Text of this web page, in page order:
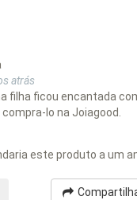
atrás
filha ficou encantada
lo na Joiagood.
este produto a um